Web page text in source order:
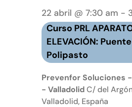
22 abril @ 7:30 am -
Curso PRL
ELEVACIÓN:
Polipasto
Prevenfor Soluciones
- ValladolidC/ del
Valladolid, España